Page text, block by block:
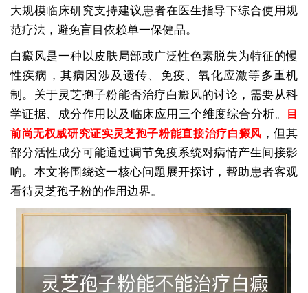
大规模临床研究支持建议患者在医生指导下综合使用规
范疗法，避免盲目依赖单一保健品。
白癜风是一种以皮肤局部或广泛性色素脱失为特征的慢
性疾病，其病因涉及遗传、免疫、氧化应激等多重机
制。关于灵芝孢子粉能否治疗白癜风的讨论，需要从科
学证据、成分作用以及临床应用三个维度综合分析。
目
前尚无权威研究证实灵芝孢子粉能直接治疗白癜风 ，但其
部分活性成分可能通过调节免疫系统对病情产生间接影
响。本文将围绕这一核心问题展开探讨，帮助患者客观
看待灵芝孢子粉的作用边界。